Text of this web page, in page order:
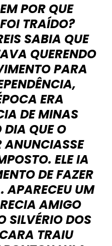
POR QUE
TRAÍDO?
SABIA QUE
QUERENDO
PARA
ERA
DE MINAS
DIA QUE O
ANUNCIASSE
ELE IA
DE FAZER
APARECEU UM
AMIGO
SILVÉRIO DOS
TRAIU